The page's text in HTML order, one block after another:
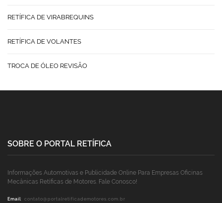
RETÍFICA DE VIRABREQUINS
RETÍFICA DE VOLANTES
TROCA DE ÓLEO REVISÃO
SOBRE O PORTAL RETÍFICA
Informações Automotivas e Publicidade Online Para Empresas Oficinas
Mecânicas Retíficas de Motores. Fale Conosco!
Email: contato@portalretificademotores.com.br